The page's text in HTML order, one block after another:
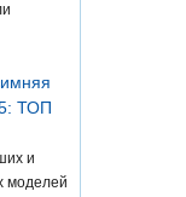
ТОП
и
моделей